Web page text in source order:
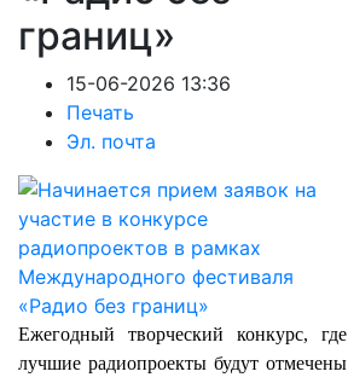
границ»
15-06-2026 13:36
Печать
Эл. почта
​​​​​​​Ежегодный творческий конкурс, где
лучшие радиопроекты будут отмечены